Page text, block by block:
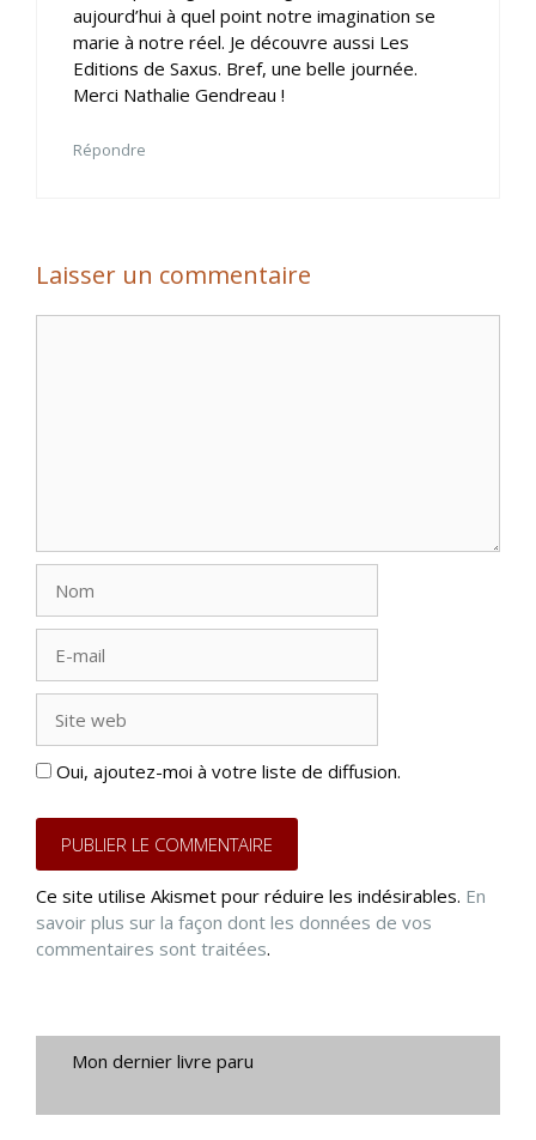
aujourd’hui à quel point notre imagination se
marie à notre réel. Je découvre aussi Les
Editions de Saxus. Bref, une belle journée.
Merci Nathalie Gendreau !
Répondre
Laisser un commentaire
mail
web
Oui, ajoutez-moi à votre liste de diffusion.
Ce site utilise Akismet pour réduire les indésirables. En
savoir plus sur la façon dont les données de vos
commentaires sont traitées.
Mon dernier livre paru